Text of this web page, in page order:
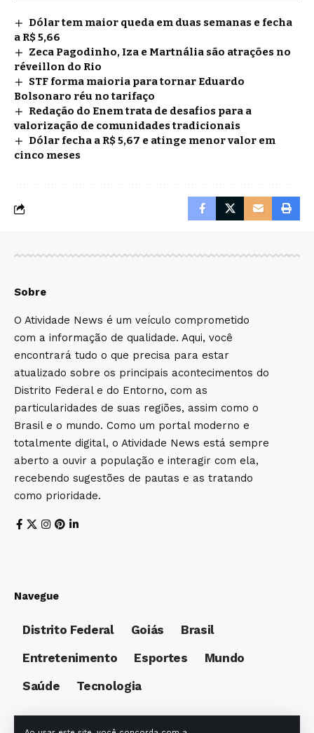
Dólar tem maior queda em duas semanas e fecha
a R$ 5,66
Zeca Pagodinho, Iza e Martnália são atrações no
réveillon do Rio
STF forma maioria para tornar Eduardo
Bolsonaro réu no tarifaço
Redação do Enem trata de desafios para a
valorização de comunidades tradicionais
Dólar fecha a R$ 5,67 e atinge menor valor em
cinco meses
Sobre
O Atividade News é um veículo comprometido
com a informação de qualidade. Aqui, você
encontrará tudo o que precisa para estar
atualizado sobre os principais acontecimentos do
Distrito Federal e do Entorno, com as
particularidades de suas regiões, assim como o
Brasil e o mundo. Como um portal moderno e
totalmente digital, o Atividade News está sempre
aberto a ouvir a população e interagir com ela,
recebendo sugestões de pautas e as tratando
como prioridade.
Navegue
Distrito Federal Goiás
Brasil
Entretenimento
Esportes
Mundo
Saúde
Tecnologia